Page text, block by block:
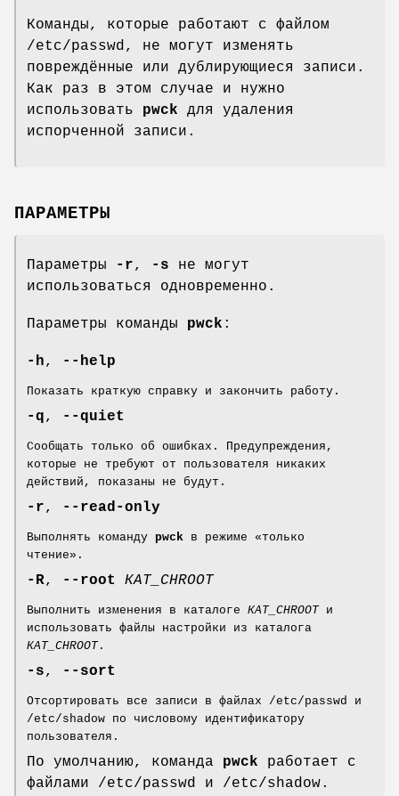
Команды, которые работают с файлом
/etc/passwd, не могут изменять
повреждённые или дублирующиеся записи.
Как раз в этом случае и нужно
использовать pwck для удаления
испорченной записи.
ПАРАМЕТРЫ
Параметры -r, -s не могут
использоваться одновременно.
Параметры команды pwck :
-h, --help
Показать краткую справку и закончить работу.
-q, --quiet
Сообщать только об ошибках. Предупреждения,
которые не требуют от пользователя никаких
действий, показаны не будут.
-r, --read-only
Выполнять команду pwck в режиме «только
чтение».
-R, --root КАТ_CHROOT
Выполнить изменения в каталоге КАТ_CHROOTи
использовать файлы настройки из каталога
КАТ_CHROOT.
-s, --sort
Отсортировать все записи в файлах /etc/passwd и
/etc/shadow по числовому идентификатору
пользователя.
По умолчанию, команда pwck работает с
файлами /etc/passwd и /etc/shadow.